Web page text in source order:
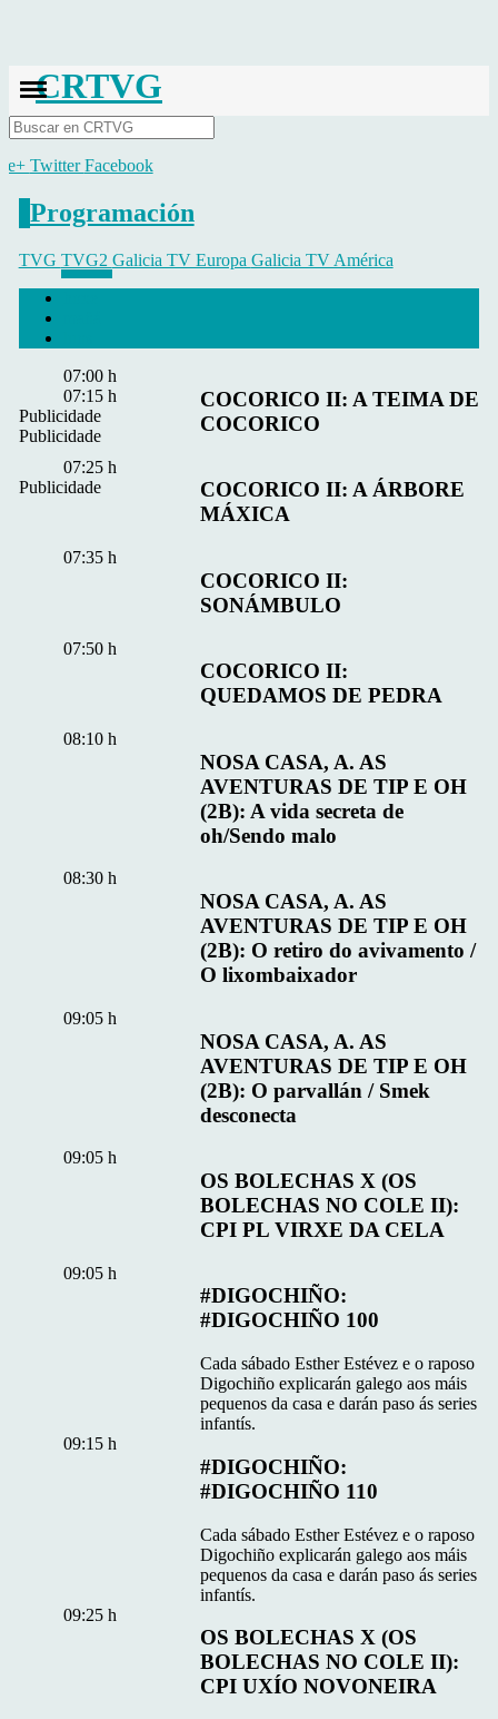
CRTVG
TwitterFacebook
Programación
TVG TVG2 Galicia TV Europa Galicia TV América
07:00 h
COCORICO II: A TEIMA DE
COCORICO
07:15 h
COCORICO II: A ÁRBORE
MÁXICA
07:25 h
COCORICO II:
SONÁMBULO
07:35 h
COCORICO II:
QUEDAMOS DE PEDRA
07:50 h
NOSA CASA, A. AS
AVENTURAS DE TIP E OH
(2B): A vida secreta de
oh/Sendo malo
08:10 h
NOSA CASA, A. AS
AVENTURAS DE TIP E OH
(2B): O retiro do avivamento /
O lixombaixador
08:30 h
NOSA CASA, A. AS
AVENTURAS DE TIP E OH
(2B): O parvallán / Smek
desconecta
09:05 h
OS BOLECHAS X (OS
BOLECHAS NO COLE II):
CPI PL VIRXE DA CELA
09:05 h
#DIGOCHIÑO:
#DIGOCHIÑO 100
Cada sábado Esther Estévez e o raposo
Digochiño explicarán galego aos máis
pequenos da casa e darán paso ás series
infantís.
09:05 h
#DIGOCHIÑO:
#DIGOCHIÑO 110
Cada sábado Esther Estévez e o raposo
Digochiño explicarán galego aos máis
pequenos da casa e darán paso ás series
infantís.
09:15 h
OS BOLECHAS X (OS
BOLECHAS NO COLE II):
CPI UXÍO NOVONEIRA
09:25 h
Publicidade
Publicidade
Publicidade